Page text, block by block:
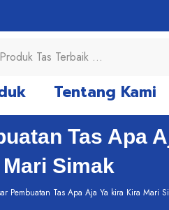
Tentang Kami
Tas Apa
Simak
Pembuatan Tas Apa Aja Ya kira Kira Mari